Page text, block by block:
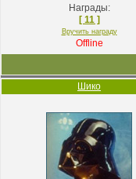
Награды:
[ 11 ]
Вручить награду
Offline
Шико